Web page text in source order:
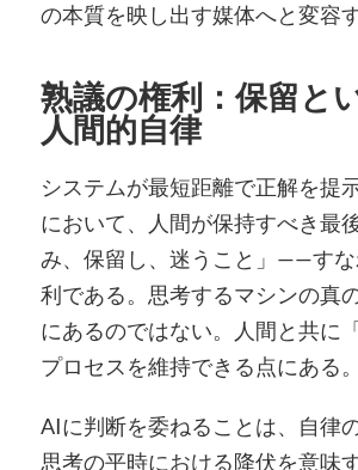
の本質を映し出す媒体へと変容す
熟議の権利：保留と
人間的自律
システムが最短距離で正解を提
において、人間が保持すべき最
み、保留し、迷うこと」——す
利である。思考するマシンの真
にあるのではない。人間と共に
プロセスを維持できる点にある。
AIに判断を委ねることは、自律
思考の平時における降伏を意味